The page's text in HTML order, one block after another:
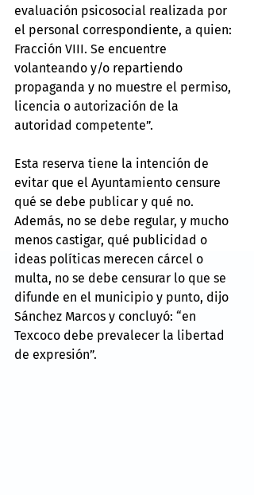
evaluación psicosocial realizada por
el personal correspondiente, a quien:
Fracción VIII. Se encuentre
volanteando y/o repartiendo
propaganda y no muestre el permiso,
licencia o autorización de la
autoridad competente”.
Esta reserva tiene la intención de
evitar que el Ayuntamiento censure
qué se debe publicar y qué no.
Además, no se debe regular, y mucho
menos castigar, qué publicidad o
ideas políticas merecen cárcel o
multa, no se debe censurar lo que se
difunde en el municipio y punto, dijo
Sánchez Marcos y concluyó: “en
Texcoco debe prevalecer la libertad
de expresión”.